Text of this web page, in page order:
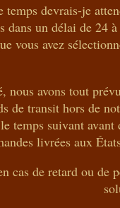
temps devrais-je
dans un délai de 24
vous avez
nous avons tout
de transit hors de
temps suivant
livrées aux
cas de retard ou de